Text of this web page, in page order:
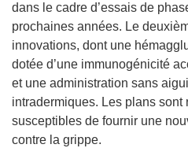
dans le cadre d’essais de
prochaines années. Le
innovations, dont une
dotée d’une immunogénicité
et une administration sans
intradermiques. Les plans sont
susceptibles de fournir une
contre la grippe.